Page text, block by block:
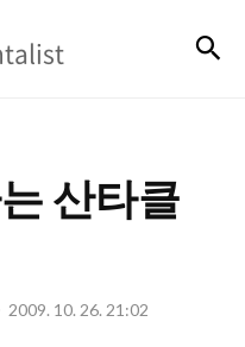
산타클
2009. 10. 26. 21:02